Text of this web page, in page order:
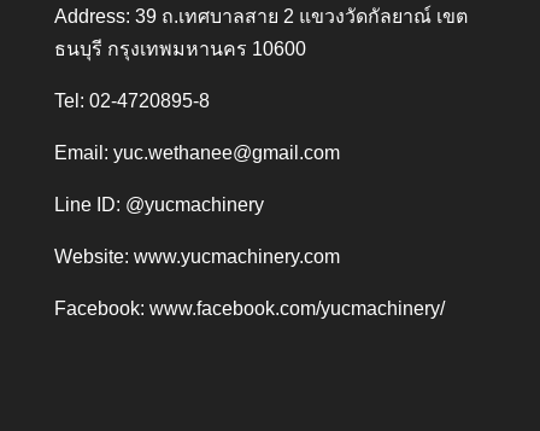
Address: 39 ถ.เทศบาลสาย 2 แขวงวัดกัลยาณ์ เขต
ธนบุรี กรุงเทพมหานคร 10600
Tel: 02-4720895-8
Email: yuc.wethanee@gmail.com
Line ID: @yucmachinery
Website: www.yucmachinery.com
Facebook: www.facebook.com/yucmachinery/